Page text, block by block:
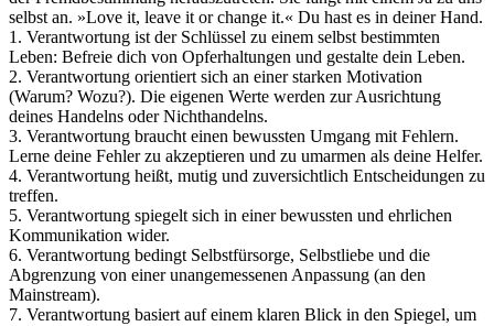
selbst an. »Love it, leave it or change it.« Du hast es in deiner Hand.
1. Verantwortung ist der Schlüssel zu einem selbst bestimmten
Leben: Befreie dich von Opferhaltungen und gestalte dein Leben.
2. Verantwortung orientiert sich an einer starken Motivation
(Warum? Wozu?). Die eigenen Werte werden zur Ausrichtung
deines Handelns oder Nichthandelns.
3. Verantwortung braucht einen bewussten Umgang mit Fehlern.
Lerne deine Fehler zu akzeptieren und zu umarmen als deine Helfer.
4. Verantwortung heißt, mutig und zuversichtlich Entscheidungen zu
treffen.
5. Verantwortung spiegelt sich in einer bewussten und ehrlichen
Kommunikation wider.
6. Verantwortung bedingt Selbstfürsorge, Selbstliebe und die
Abgrenzung von einer unangemessenen Anpassung (an den
Mainstream).
7. Verantwortung basiert auf einem klaren Blick in den Spiegel, um